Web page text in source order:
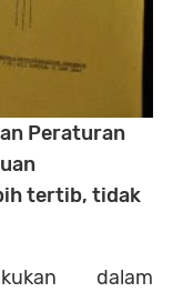
Peraturan
tertib, tidak
dalam